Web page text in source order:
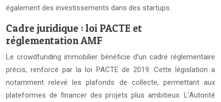
également des investissements dans des startups.
Cadre juridique : loi PACTE et
réglementation AMF
Le crowdfunding immobilier bénéficie d’un cadre réglementaire
précis, renforcé par la loi PACTE de 2019. Cette législation a
notamment relevé les plafonds de collecte, permettant aux
plateformes de financer des projets plus ambitieux. L’Autorité